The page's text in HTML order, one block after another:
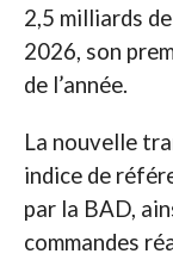
2,5 milliards
2026, son
de l’année.
La nouvelle
indice de
par la BAD,
commandes